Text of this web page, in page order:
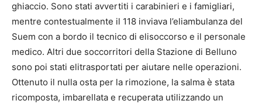
ghiaccio. Sono stati avvertiti i carabinieri e i famigliari,
mentre contestualmente il 118 inviava l’eliambulanza del
Suem con a bordo il tecnico di elisoccorso e il personale
medico. Altri due soccorritori della Stazione di Belluno
sono poi stati elitrasportati per aiutare nelle operazioni.
Ottenuto il nulla osta per la rimozione, la salma è stata
ricomposta, imbarellata e recuperata utilizzando un